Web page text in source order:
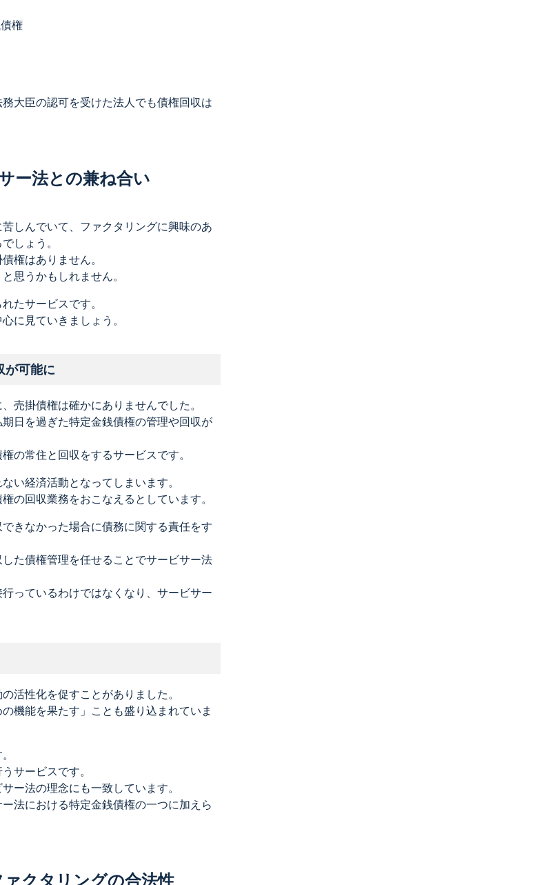
権
大臣の認可を受けた法人でも債権回収は
ー法との兼ね合い
しんでいて、ファクタリングに興味のあ
しょう。
権はありません。
思うかもしれません。
たサービスです。
に見ていきましょう。
が可能に
売掛債権は確かにありませんでした。
日を過ぎた特定金銭債権の管理や回収が
の常住と回収をするサービスです。
い経済活動となってしまいます。
の回収業務をおこなえるとしています。
きなかった場合に債務に関する責任をす
た債権管理を任せることでサービサー法
っているわけではなくなり、サービサー
活性化を促すことがありました。
機能を果たす」ことも盛り込まれていま
サービスです。
ー法の理念にも一致しています。
法における特定金銭債権の一つに加えら
クタリングの合法性